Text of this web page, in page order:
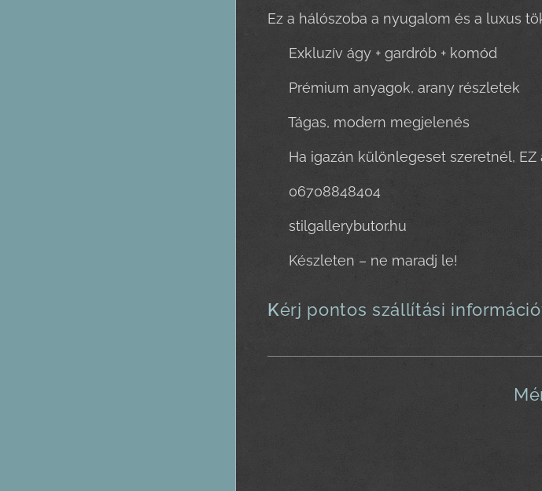
Ez a hálószoba a nyugalom és a luxus
✔ Exkluzív ágy + gardrób + komód
✔ Prémium anyagok, arany részletek
✔ Tágas, modern megjelenés
💎 Ha igazán különlegeset szeretnél,
📞 06708848404
🌐 stilgallerybutor.hu
👉 Készleten – ne maradj le!
Kérj pontos szállítási